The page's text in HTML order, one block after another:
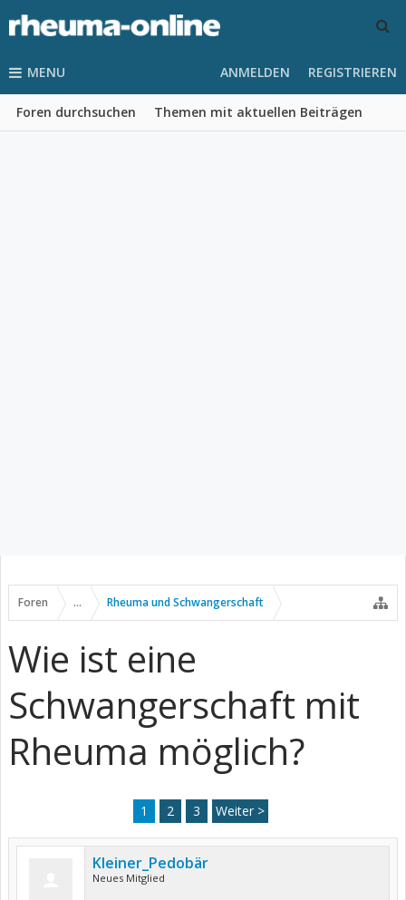
MENU
Foren durchsuchen Themen mit aktuellen Beiträgen
ANMELDEN REGISTRIEREN
Foren ... Rheuma und Schwangerschaft
Wie ist eine
Schwangerschaft mit
Rheuma möglich?
1 2 3 Weiter >
Kleiner_Pedobär
Neues Mitglied